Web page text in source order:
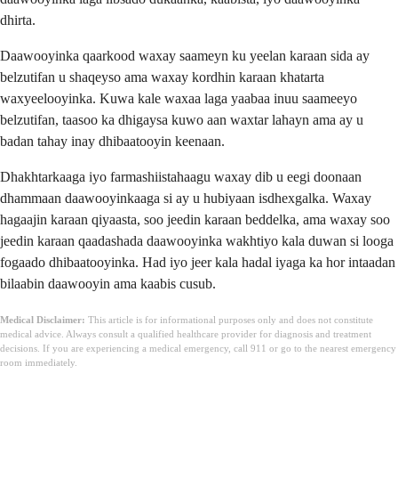
dhirta.
Daawooyinka qaarkood waxay saameyn ku yeelan karaan sida ay
belzutifan u shaqeyso ama waxay kordhin karaan khatarta
waxyeelooyinka. Kuwa kale waxaa laga yaabaa inuu saameeyo
belzutifan, taasoo ka dhigaysa kuwo aan waxtar lahayn ama ay u
badan tahay inay dhibaatooyin keenaan.
Dhakhtarkaaga iyo farmashiistahaagu waxay dib u eegi doonaan
dhammaan daawooyinkaaga si ay u hubiyaan isdhexgalka. Waxay
hagaajin karaan qiyaasta, soo jeedin karaan beddelka, ama waxay soo
jeedin karaan qaadashada daawooyinka wakhtiyo kala duwan si looga
fogaado dhibaatooyinka. Had iyo jeer kala hadal iyaga ka hor intaadan
bilaabin daawooyin ama kaabis cusub.
Medical Disclaimer: This article is for informational purposes only and does not constitute
medical advice. Always consult a qualified healthcare provider for diagnosis and treatment
decisions. If you are experiencing a medical emergency, call 911 or go to the nearest emergency
room immediately.